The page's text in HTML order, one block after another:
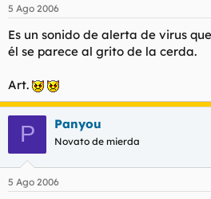
5 Ago 2006
Es un sonido de alerta de virus
él se parece al grito de la cerda.
Art.
P Panyou
Novato de mierda
5 Ago 2006